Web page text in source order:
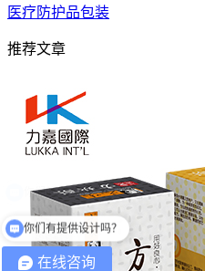
医疗防护品包装
推荐文章
在线咨询
你们有提供设计吗？